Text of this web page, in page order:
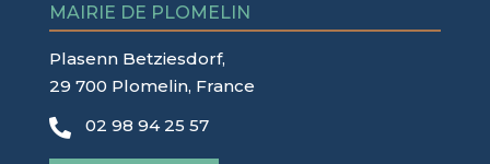
MAIRIE DE PLOMELIN
Plasenn Betziesdorf,
29 700 Plomelin, France
 02 98 94 25 57